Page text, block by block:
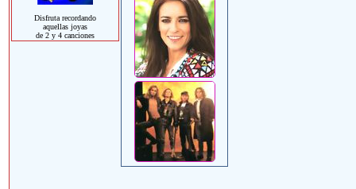
Disfruta recordando
aquellas joyas
de 2 y 4 canciones